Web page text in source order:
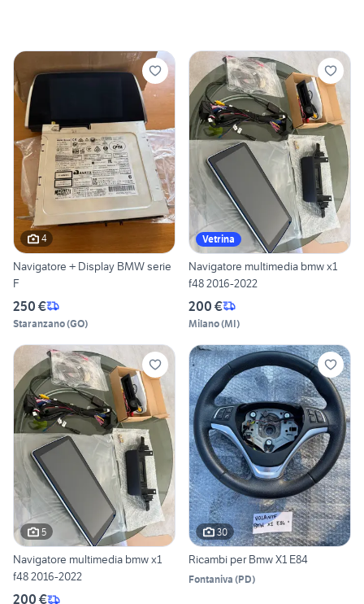
4
Navigatore + Display BMW serie
F
250 €
Staranzano(GO)
Vetrina
Navigatore multimedia bmw x1
f48 2016-2022
200 €
Milano(MI)
5
Navigatore multimedia bmw x1
f48 2016-2022
200 €
30
Ricambi per Bmw X1 E84
Fontaniva (PD)